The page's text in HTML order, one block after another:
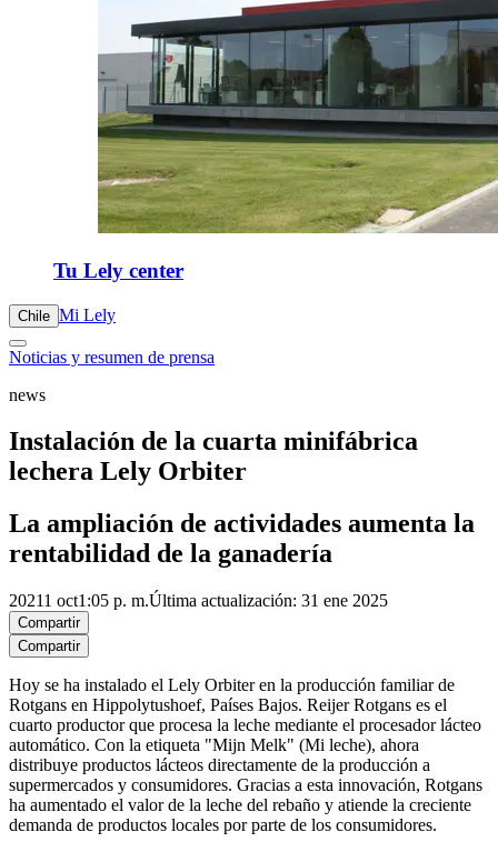
Tu Lely center
Chile Mi Lely
Noticias y resumen de prensa
news
Instalación de la cuarta minifábrica
lechera Lely Orbiter
La ampliación de actividades aumenta la
rentabilidad de la ganadería
20211 oct1:05 p. m.Última actualización: 31 ene 2025
Compartir
Compartir
Hoy se ha instalado el Lely Orbiter en la producción familiar de
Rotgans en Hippolytushoef, Países Bajos. Reijer Rotgans es el
cuarto productor que procesa la leche mediante el procesador lácteo
automático. Con la etiqueta "Mijn Melk" (Mi leche), ahora
distribuye productos lácteos directamente de la producción a
supermercados y consumidores. Gracias a esta innovación, Rotgans
ha aumentado el valor de la leche del rebaño y atiende la creciente
demanda de productos locales por parte de los consumidores.